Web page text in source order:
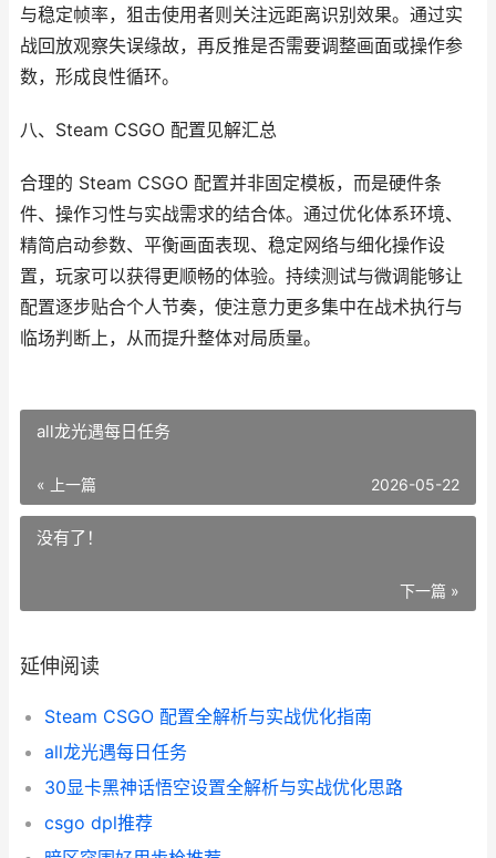
与稳定帧率，狙击使用者则关注远距离识别效果。通过实
战回放观察失误缘故，再反推是否需要调整画面或操作参
数，形成良性循环。
八、Steam CSGO 配置见解汇总
合理的 Steam CSGO 配置并非固定模板，而是硬件条
件、操作习性与实战需求的结合体。通过优化体系环境、
精简启动参数、平衡画面表现、稳定网络与细化操作设
置，玩家可以获得更顺畅的体验。持续测试与微调能够让
配置逐步贴合个人节奏，使注意力更多集中在战术执行与
临场判断上，从而提升整体对局质量。
all龙光遇每日任务
« 上一篇 2026-05-22
没有了！
下一篇 »
延伸阅读
Steam CSGO 配置全解析与实战优化指南
all龙光遇每日任务
30显卡黑神话悟空设置全解析与实战优化思路
csgo dpl推荐